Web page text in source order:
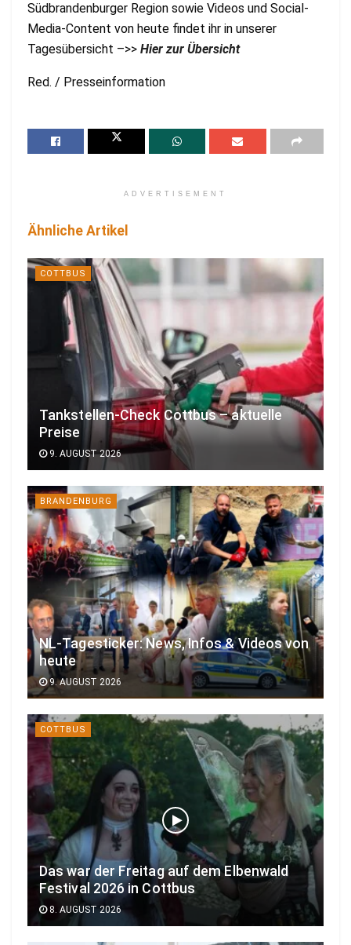
Südbrandenburger Region sowie Videos und Social-
Media-Content von heute findet ihr in unserer
Tagesübersicht –>> Hier zur Übersicht
Red. / Presseinformation
ADVERTISEMENT
Ähnliche Artikel
COTTBUS
Tankstellen-Check Cottbus – aktuelle
Preise
9. AUGUST 2026
BRANDENBURG
NL-Tagesticker: News, Infos & Videos von
heute
9. AUGUST 2026
COTTBUS
Das war der Freitag auf dem Elbenwald
Festival 2026 in Cottbus
8. AUGUST 2026